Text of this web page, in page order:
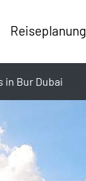
Reiseplanung
in Bur Dubai